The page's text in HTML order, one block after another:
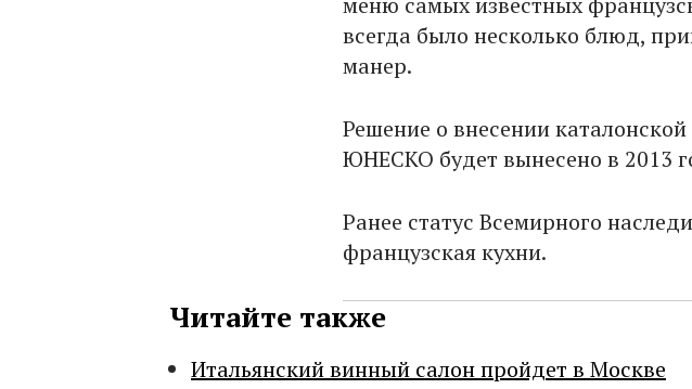
всегда было несколько блюд,
манер.
Решение о внесении
ЮНЕСКО будет вынесено в 2013
Ранее статус Всемирного
французская кухни.
Читайте также
Итальянский винный салон пройдет в Москве